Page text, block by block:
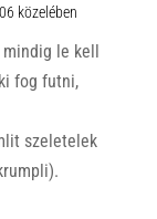
közelében
le kell
fog futni,
szeletelek